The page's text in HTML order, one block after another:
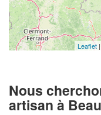
Leaflet
Nous
artisan à